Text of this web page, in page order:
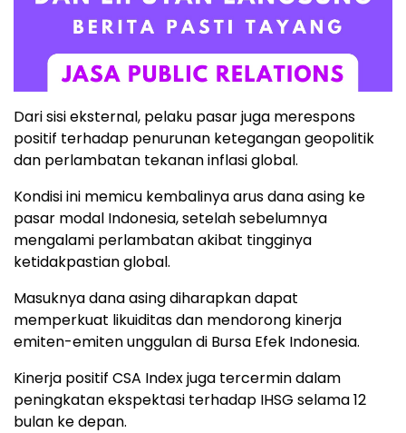
Darisisieksternal, pelaku pasarjuga merespons
positif terhadap penurunan ketegangangeopolitik
dan perlambatan tekananinflasiglobal.
Kondisiini memicu kembalinyaarusdanaasing ke
pasar modal Indonesia,setelahsebelumnya
mengalami perlambatanakibat tingginya
ketidakpastianglobal.
Masuknyadanaasingdiharapkandapat
memperkuat likuiditasdan mendorong kinerja
emiten-emitenunggulandi Bursa Efek Indonesia.
Kinerja positif CSA Indexjuga tercermindalam
peningkatanekspektasi terhadap IHSG selama12
bulan kedepan.